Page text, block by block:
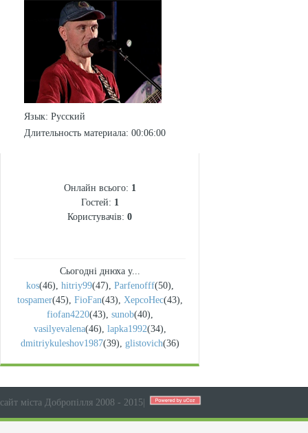
Язык: Русский
Длительность материала: 00:06:00
Онлайн всього: 1
Гостей: 1
Користувачів: 0
Сьогодні днюха у...
kos(46), hitriy99(47), Parfenofff(50),
tospamer(45), FioFan(43), XepcoHec(43),
fiofan4220(43), sunob(40),
vasilyevalena(46), lapka1992(34),
dmitriykuleshov1987(39), glistovich(36)
сайт міста Добропілля 2008 - 2015